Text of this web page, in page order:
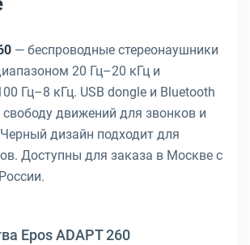
— беспроводные стереонаушники
20 Гц–20 кГц и
Гц–8 кГц. USB dongle и Bluetooth
движений для звонков и
дизайн подходит для
Доступны для заказа в Москве с
Epos ADAPT 260